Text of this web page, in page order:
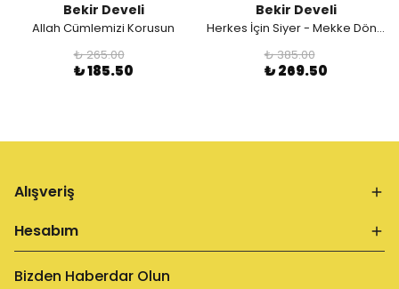
Bekir Develi
Allah Cümlemizi Korusun
₺ 265.00
₺ 185.50
Bekir Develi
Herkes İçin Siyer - Mekke Dönemi 1.Cilt; Peygamberimiz'in (s.a.v.) Hayatı / Mekke Dönemi
₺ 385.00
₺ 269.50
Alışveriş
Hesabım
Bizden Haberdar Olun